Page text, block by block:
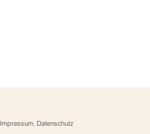
Impressum, Datenschutz